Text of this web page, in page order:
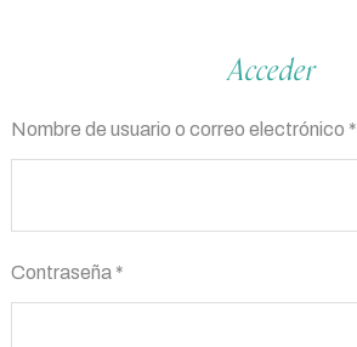
Acceder
Nombre de usuario o correo electrónico *
Contraseña *